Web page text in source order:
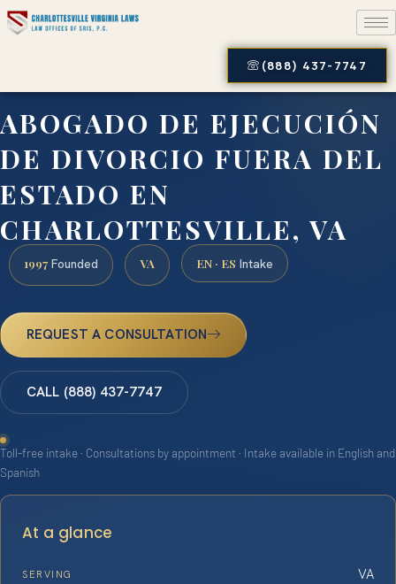
(888) 437-7747
ABOGADO DE EJECUCIÓN
DE DIVORCIO FUERA DEL
ESTADO EN
CHARLOTTESVILLE, VA
1997 Founded VA EN · ES Intake
REQUEST A CONSULTATION
CALL (888) 437-7747
Toll-free intake · Consultations by appointment · Intake available in English and
Spanish
At a glance
SERVING VA